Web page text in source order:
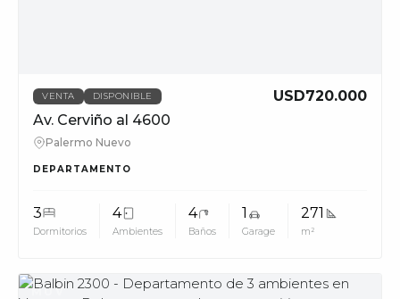
VENTA DISPONIBLE
USD720.000
Av. Cerviño al 4600
Palermo Nuevo
DEPARTAMENTO
3
Dormitorios
4
Ambientes
4
Baños
1
Garage
271
m²
MUV